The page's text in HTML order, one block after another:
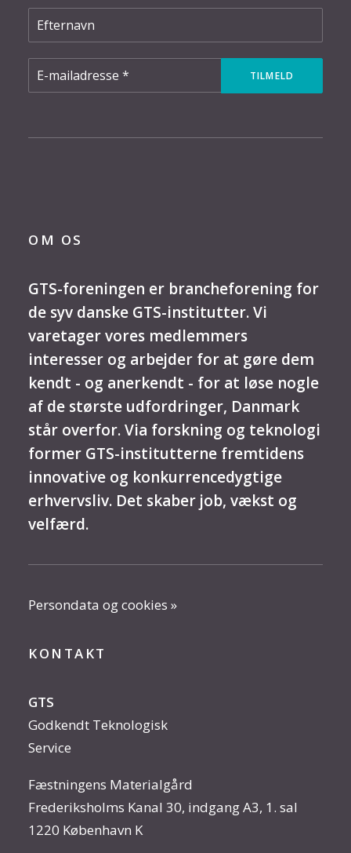
OM OS
GTS-foreningen er brancheforening for
de syv danske GTS-institutter. Vi
varetager vores medlemmers
interesser og arbejder for at gøre dem
kendt - og anerkendt - for at løse nogle
af de største udfordringer, Danmark
står overfor. Via forskning og teknologi
former GTS-institutterne fremtidens
innovative og konkurrencedygtige
erhvervsliv. Det skaber job, vækst og
velfærd.
Persondata og cookies »
KONTAKT
GTS
Godkendt Teknologisk
Service
Fæstningens Materialgård
Frederiksholms Kanal 30, indgang A3, 1. sal
1220 København K